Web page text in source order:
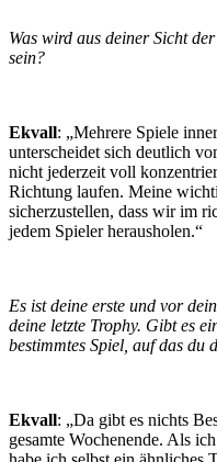
Was wird aus deiner Sicht
sein?
Ekvall: „Mehrere Spiele
unterscheidet sich deutlich
nicht jederzeit voll
Richtung laufen. Meine
sicherzustellen, dass wir im
jedem Spieler herausholen.“
Es ist deine erste und vor
deine letzte Trophy. Gibt es
bestimmtes Spiel, auf das du
Ekvall: „Da gibt es nichts
gesamte Wochenende. Als